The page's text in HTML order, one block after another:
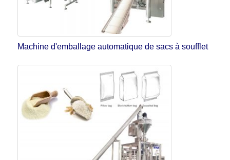
Machine d'emballage automatique de sacs à soufflet